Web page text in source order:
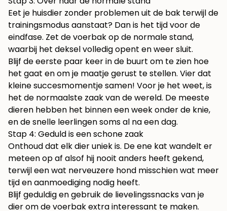
Eet je huisdier zonder problemen uit de bak terwijl de
trainingsmodus aanstaat? Dan is het tijd voor de
eindfase. Zet de voerbak op de normale stand,
waarbij het deksel volledig opent en weer sluit.
Blijf de eerste paar keer in de buurt om te zien hoe
het gaat en om je maatje gerust te stellen. Vier dat
kleine succesmomentje samen! Voor je het weet, is
het de normaalste zaak van de wereld. De meeste
dieren hebben het binnen een week onder de knie,
en de snelle leerlingen soms al na een dag.
Stap 4: Geduld is een schone zaak
Onthoud dat elk dier uniek is. De ene kat wandelt er
meteen op af alsof hij nooit anders heeft gekend,
terwijl een wat nerveuzere hond misschien wat meer
tijd en aanmoediging nodig heeft.
Blijf geduldig en gebruik de lievelingssnacks van je
dier om de voerbak extra interessant te maken.